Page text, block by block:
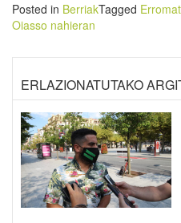
Posted in BerriakTagged
Oiasso nahieran
ERLAZIONATUTAKO